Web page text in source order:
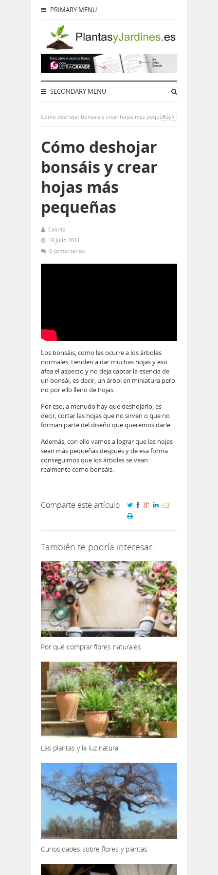
PRIMARY MENU
SECONDARY MENU
Cómo deshojar bonsáis y crear hojas más pequeñas
Cómo deshojar
bonsáis y crear
hojas más
pequeñas
Calintz
18 julio 2011
0 comentarios
Los bonsáis, como les ocurre a los árboles
normales, tienden a dar muchas hojas y eso
afea el aspecto y no deja captar la esencia de
un bonsái, es decir, un árbol en miniatura pero
no por ello lleno de hojas.
Por eso, a menudo hay que deshojarlo, es
decir, cortar las hojas que no sirven o que no
forman parte del diseño que queremos darle.
Además, con ello vamos a lograr que las hojas
sean más pequeñas después y de esa forma
conseguimos que los árboles se vean
realmente como bonsáis.
Comparte este artículo
También te podría interesar:
Por qué comprar flores naturales
Las plantas y la luz natural
Curiosidades sobre flores y plantas